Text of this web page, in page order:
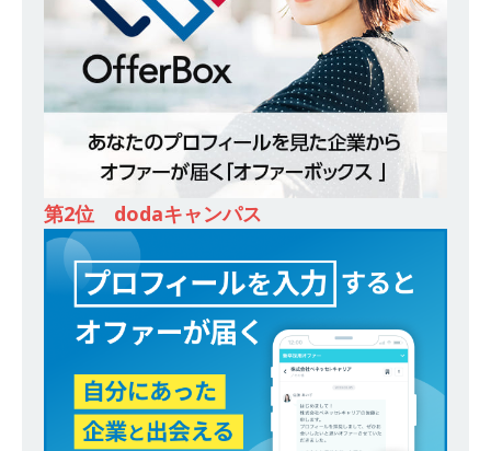
住宅販売をリードする企業 ｜ 土地仕入れから物
件販売までを担う ｜ 平均年収809万 ｜ 年間休日
130日・土日祝完全休み ｜ スタンダード上場 ｜
明豊エンタープライズ
体育会積極採用企業
[ 2026年5月14日 ] 【 28卒 ｜ 適性検査合否免
除・面接確約!! ｜ 1dayインターンあり 】東京勤
業が手がける賃貸アパート・マンションの管理を
行う ｜ 年間休日125日以上 ｜ 不動産業ではレア
な私服出社OK ｜ 土日祝完全休み ｜ スタンダー
ド上場 明豊エンタープライズグループ ｜ 明豊プ
ロパティーズ
体育会積極採用企業
第2位 dodaキャンパス